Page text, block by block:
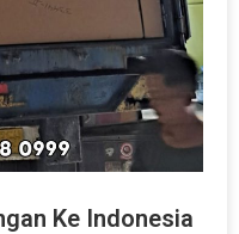
Ke Indonesia